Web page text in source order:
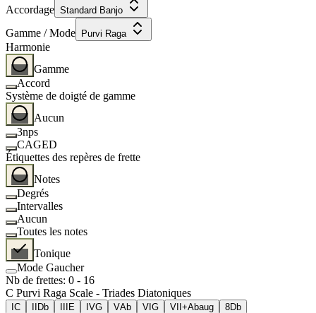
Accordage Standard Banjo
Gamme / Mode Purvi Raga
Harmonie
Gamme
Accord
Système de doigté de gamme
Aucun
3nps
CAGED
Étiquettes des repères de frette
Notes
Degrés
Intervalles
Aucun
Toutes les notes
Tonique
Mode Gaucher
Nb de frettes: 0 - 16
C Purvi Raga Scale - Triades Diatoniques
C Db E IVG VAb VI G VII+Abaug 8Db